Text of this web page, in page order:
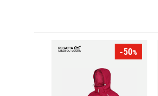
-50%